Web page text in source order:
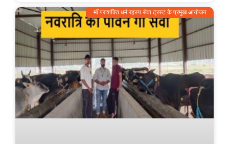
माँ पराशक्ति धर्म रहस्य सेवा ट्रस्ट के प्रमुख आयोजन